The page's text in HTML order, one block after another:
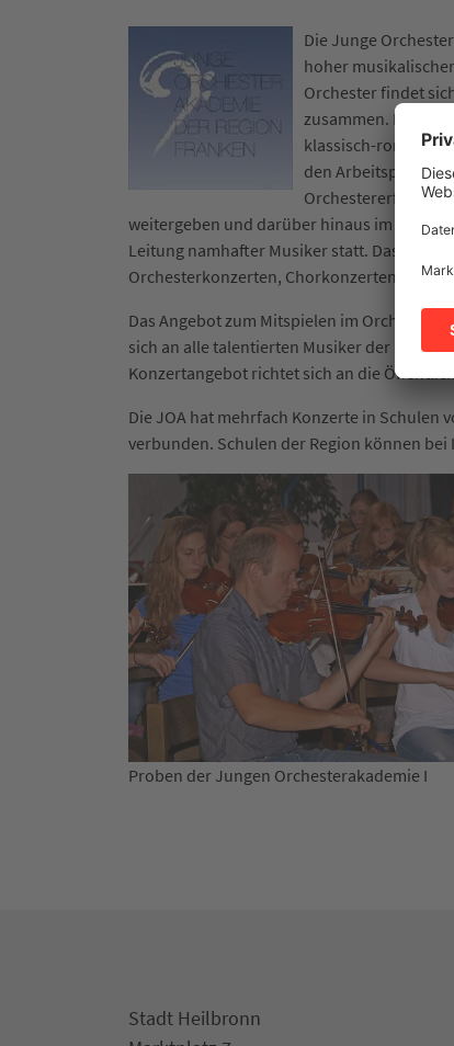
Die Junge
hoher
Orchester findet
zusammen. Es
klassisch-
den Arbeitsphasen
weitergeben und darüber hinaus im
Leitung namhafter Musiker statt. Das
Orchesterkonzerten, Chorkonzerten oder
Das Angebot zum Mitspielen im Orchester
sich an alle talentierten Musiker der
Konzertangebot richtet sich an die
Die JOA hat mehrfach Konzerte in
verbunden. Schulen der Region können
Proben der Jungen
Stadt Heilbronn